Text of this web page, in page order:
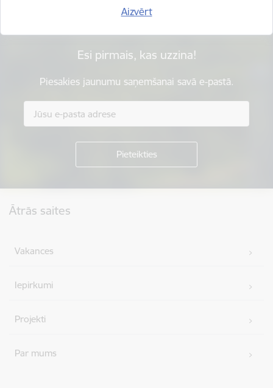
Aizvērt
Esi pirmais, kas uzzina!
Piesakies jaunumu saņemšanai savā e-pastā.
Ātrās saites
Vakances
Iepirkumi
Projekti
Par mums